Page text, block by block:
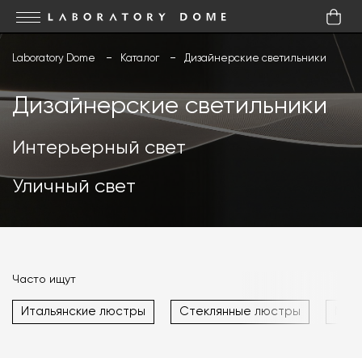
Laboratory Dome Каталог Дизайнерские светильники
Дизайнерские светильники
Интерьерный свет
Уличный свет
Часто ищут
Итальянские люстры Стеклянные люстры